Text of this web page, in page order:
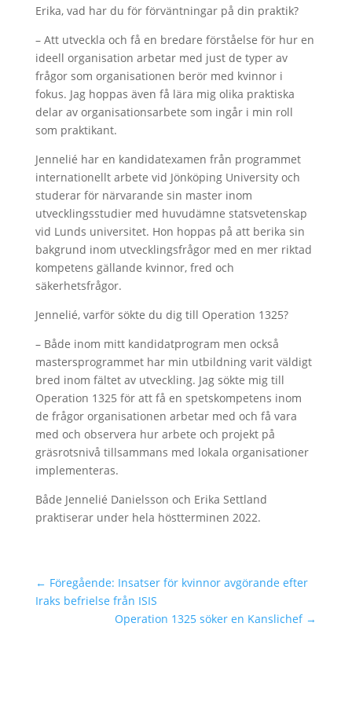
Erika, vad har du för förväntningar på din praktik?
– Att utveckla och få en bredare förståelse för hur en
ideell organisation arbetar med just de typer av
frågor som organisationen berör med kvinnor i
fokus. Jag hoppas även få lära mig olika praktiska
delar av organisationsarbete som ingår i min roll
som praktikant.
Jennelié har en kandidatexamen från programmet
internationellt arbete vid Jönköping University och
studerar för närvarande sin master inom
utvecklingsstudier med huvudämne statsvetenskap
vid Lunds universitet. Hon hoppas på att berika sin
bakgrund inom utvecklingsfrågor med en mer riktad
kompetens gällande kvinnor, fred och
säkerhetsfrågor.
Jennelié, varför sökte du dig till Operation 1325?
– Både inom mitt kandidatprogram men också
mastersprogrammet har min utbildning varit väldigt
bred inom fältet av utveckling. Jag sökte mig till
Operation 1325 för att få en spetskompetens inom
de frågor organisationen arbetar med och få vara
med och observera hur arbete och projekt på
gräsrotsnivå tillsammans med lokala organisationer
implementeras.
Både Jennelié Danielsson och Erika Settland
praktiserar under hela höstterminen 2022.
← Föregående: Insatser för kvinnor avgörande efter
Iraks befrielse från ISIS
Operation 1325 söker en Kanslichef→